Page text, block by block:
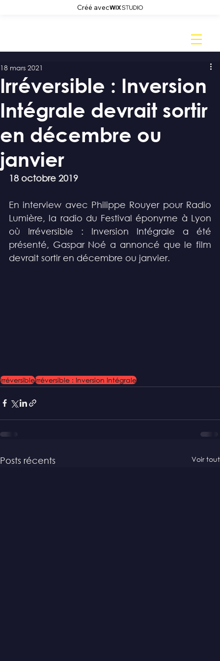
Créé avec
Irréversible : Inversion
Intégrale devrait sortir
en décembre ou
janvier
18 mars 2021
18 octobre 2019
En interview avec Philippe Rouyer pour Radio
Lumière, la radio du Festival éponyme à Lyon
où Irréversible : Inversion Intégrale a été
présenté, Gaspar Noé a annoncé que le film
devrait sortir en décembre ou janvier.
IrréversibleIrréversible : Inversion Intégrale
Posts récents Voir tout